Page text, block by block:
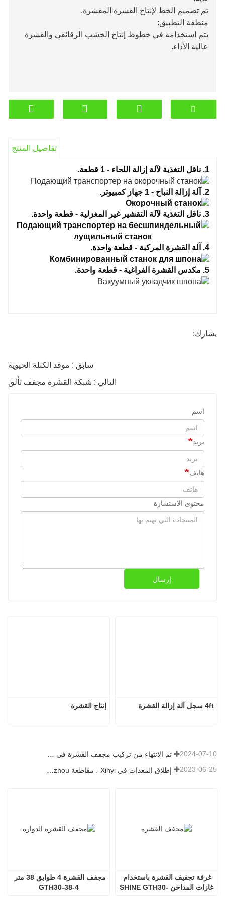
تم تصميم الخط لإنتاج القشرة المقشرة.
منطقة التطبيق:
يتم استخدامه في خطوط إنتاج الخشب الرقائقي والقشرة
عالية الأداء.
تفاصيل المنتج
1. ناقل التغذية لآلة إزالة اللحاء - 1 قطعة.
2. آلة إزالة النباح - 1 جهاز كمبيوتر.
3. ناقل التغذية لآلة التقشير غير المغزلية - قطعة واحدة.
4. آلة القشرة المركبة - قطعة واحدة.
5. مكدس القشرة الفراغية - قطعة واحدة.
يشارك:
سابق : موقد الكتلة الحيوية
التالي : شبكة القشرة مجفف تألق
اسم
بريد
هاتف
محتوى الاستشارة
إرسال
إنتاج القشرة 4ft سجل آلة إزالة القشرة
تم الانتهاء من تركيب مجفف القشرة في رومانيا. 2024-07-10
2023-06-25
GTH30-38-4
غازات المداخن SHINE GTH30-